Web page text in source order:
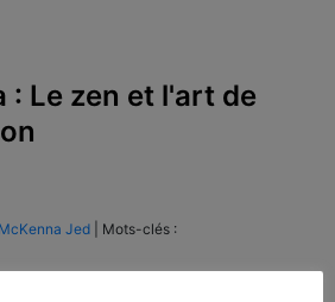
: Le zen et l'art de
McKenna Jed
Mots-clés :